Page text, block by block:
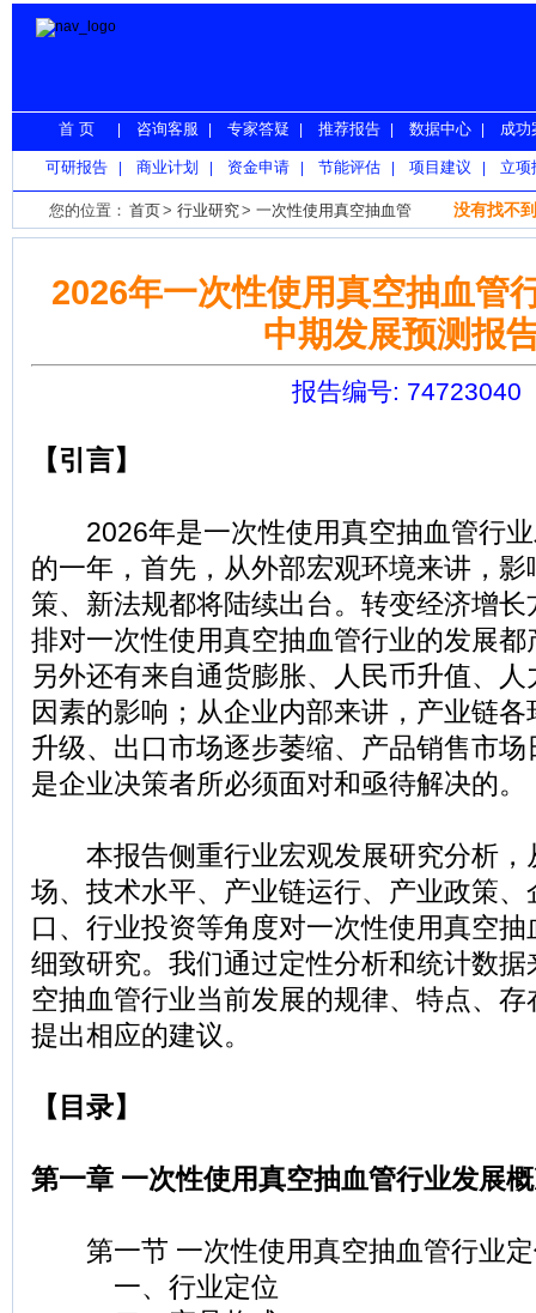
首 页 咨询客服 专家答疑 推荐报告 数据中心 成功
可研报告 商业计划 资金申请 节能评估 项目建议 立项
您的位置： 首页> 行业研究> 一次性使用真空抽血管 没有找不
2026年一次性使用真空抽血管
中期发展预测报
报告编号: 74723040
【引言】
2026年是一次性使用真空抽血管行业
的一年，首先，从外部宏观环境来讲，
策、新法规都将陆续出台。转变经济增
排对一次性使用真空抽血管行业的发展
另外还有来自通货膨胀、人民币升值、
因素的影响；从企业内部来讲，产业链
升级、出口市场逐步萎缩、产品销售市
是企业决策者所必须面对和亟待解决的。
本报告侧重行业宏观发展研究分析，
场、技术水平、产业链运行、产业政策
口、行业投资等角度对一次性使用真空
细致研究。我们通过定性分析和统计数
空抽血管行业当前发展的规律、特点、
提出相应的建议。
【目录】
第一章 一次性使用真空抽血管行业发展
第一节 一次性使用真空抽血管行业定
一、行业定位